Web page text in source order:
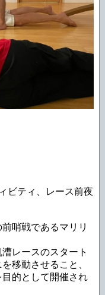
ビティ、レース前夜
哨戦であるマリリ
レースのスタート
移動させること、
的として開催され